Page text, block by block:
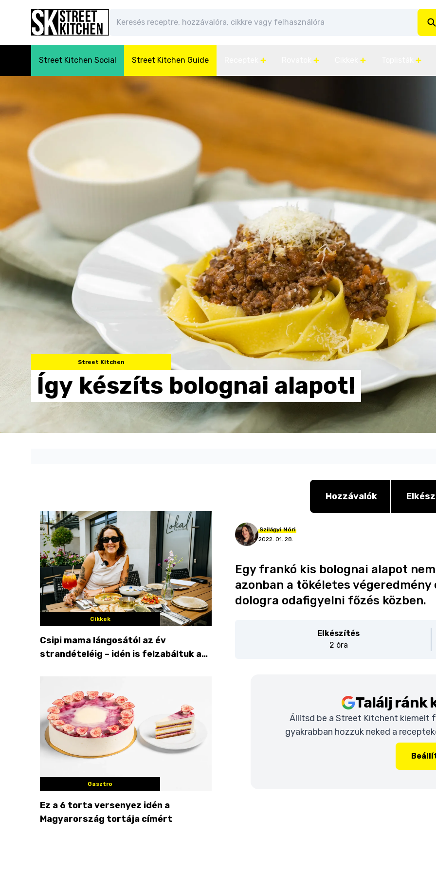
Street Kitchen Social Street Kitchen Guide
Street Kitchen
Így készíts bolognai alapot!
Cikkek
Csipi mama lángosától az év
strandételéig – idén is felzabáltuk a
Gasztro
Ez a 6 torta versenyez idén a
Magyarország tortája címért
Hozzávalók
Szilágyi Nóri
2022. 01. 28.
Egy frankó kis bolognai alapot
azonban a tökéletes
dologra odafigyelni főzés közben.
Elkészítés
2 óra
Találj ránk
Állítsd be a Street Kitchent kiemelt
gyakrabban hozzuk neked a